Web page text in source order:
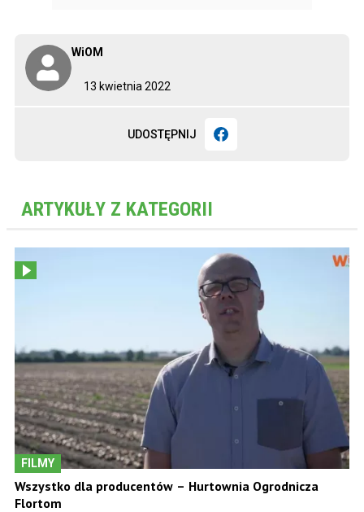
13 kwietnia 2022
WiOM
UDOSTĘPNIJ
ARTYKUŁY Z KATEGORII
FILMY
Wszystko dla producentów – Hurtownia Ogrodnicza
Flortom